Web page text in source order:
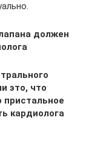
должен
это, что
пристальное
кардиолога